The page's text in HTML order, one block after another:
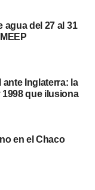
agua del 27 al 31
Inglaterra: la
que ilusiona
en el Chaco